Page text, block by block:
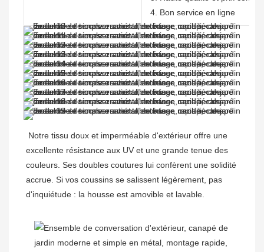
4. Bon service en ligne
Notre tissu doux et imperméable d'extérieur offre une
excellente résistance aux UV et une grande tenue des
couleurs. Ses doubles coutures lui confèrent une solidité
accrue. Si vos coussins se salissent légèrement, pas
d'inquiétude : la housse est amovible et lavable.